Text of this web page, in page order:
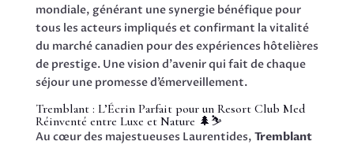
mondiale, générant une synergie bénéfique pour
tous les acteurs impliqués et confirmant la vitalité
du marché canadien pour des expériences hôtelières
de prestige. Une vision d’avenir qui fait de chaque
séjour une promesse d’émerveillement.
Tremblant : L’Écrin Parfait pour un Resort Club Med
Réinventé entre Luxe et Nature 🌲⛷️
Au cœur des majestueuses Laurentides, Tremblant